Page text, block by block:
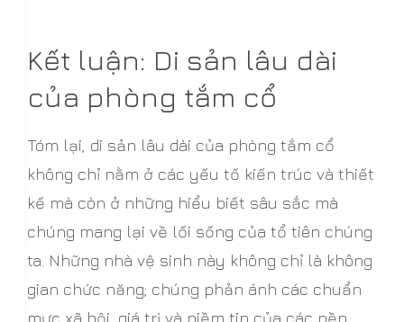
Kết luận: Di sản lâu dài
của phòng tắm cổ
Tóm lại, di sản lâu dài của phòng tắm cổ
không chỉ nằm ở các yếu tố kiến trúc và thiết
kế mà còn ở những hiểu biết sâu sắc mà
chúng mang lại về lối sống của tổ tiên chúng
ta. Những nhà vệ sinh này không chỉ là không
gian chức năng; chúng phản ánh các chuẩn
mực xã hội, giá trị và niềm tin của các nền